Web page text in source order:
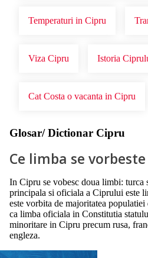
Temperaturi in Cipru
Viza Cipru Istoria
Cat Costa o vacanta in Cipru
Glosar/ Dictionar Cipru
Ce limba se
In Cipru se vobesc doua limbi: turca
principala si oficiala a Ciprului este
este vorbita de majoritatea
ca limba oficiala in Constitutia
minoritare in Cipru precum rusa,
engleza.